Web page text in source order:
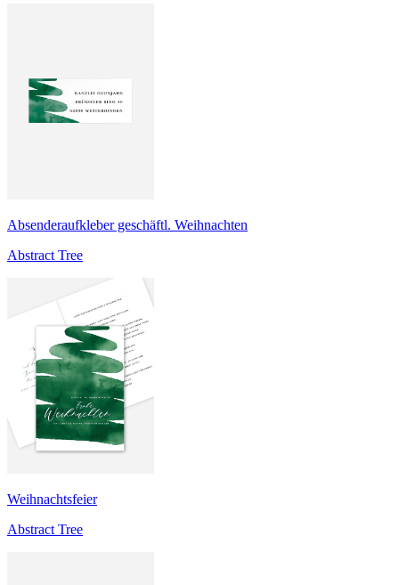
Absenderaufkleber geschäftl. Weihnachten
Abstract Tree
Weihnachtsfeier
Abstract Tree